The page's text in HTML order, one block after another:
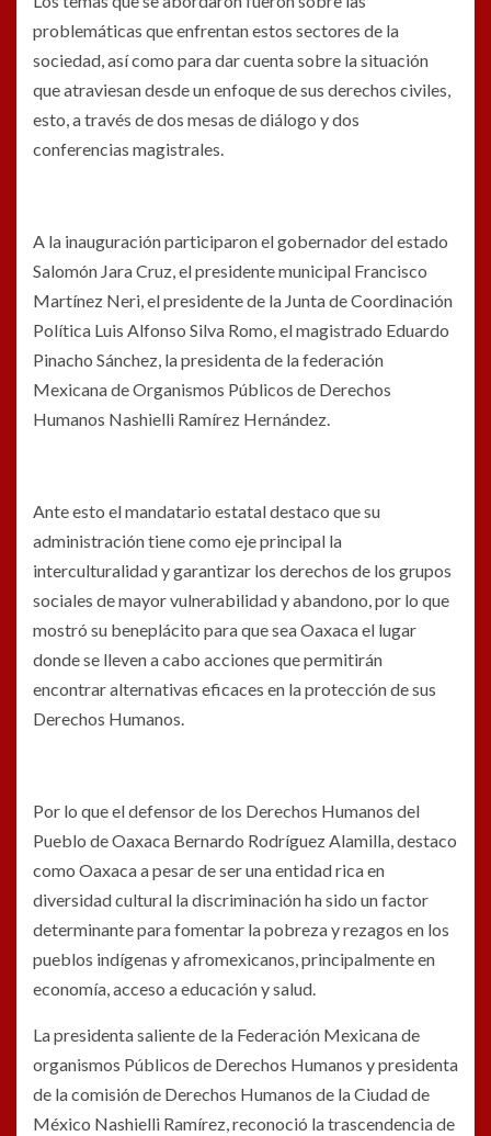
problemáticas que enfrentan estos sectores de la
sociedad, así como para dar cuenta sobre la situación
que atraviesan desde un enfoque de sus derechos civiles,
esto, a través de dos mesas de diálogo y dos
conferencias magistrales.
A la inauguración participaron el gobernador del estado
Salomón Jara Cruz, el presidente municipal Francisco
Martínez Neri, el presidente de la Junta de Coordinación
Política Luis Alfonso Silva Romo, el magistrado Eduardo
Pinacho Sánchez, la presidenta de la federación
Mexicana de Organismos Públicos de Derechos
Humanos Nashielli Ramírez Hernández.
Ante esto el mandatario estatal destaco que su
administración tiene como eje principal la
interculturalidad y garantizar los derechos de los grupos
sociales de mayor vulnerabilidad y abandono, por lo que
mostró su beneplácito para que sea Oaxaca el lugar
donde se lleven a cabo acciones que permitirán
encontrar alternativas eficaces en la protección de sus
Derechos Humanos.
Por lo que el defensor de los Derechos Humanos del
Pueblo de Oaxaca Bernardo Rodríguez Alamilla, destaco
como Oaxaca a pesar de ser una entidad rica en
diversidad cultural la discriminación ha sido un factor
determinante para fomentar la pobreza y rezagos en los
pueblos indígenas y afromexicanos, principalmente en
economía, acceso a educación y salud.
La presidenta saliente de la Federación Mexicana de
organismos Públicos de Derechos Humanos y presidenta
de la comisión de Derechos Humanos de la Ciudad de
México Nashielli Ramírez, reconoció la trascendencia de